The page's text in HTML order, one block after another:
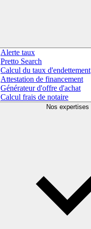
Alerte taux
Pretto Search
Calcul du taux d'endettement
Attestation de financement
Générateur d'offre d'achat
Calcul frais de notaire
Nos expertises